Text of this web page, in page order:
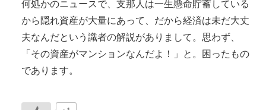
何処かのニュースで、支那人は一生懸命貯蓄している
から隠れ資産が大量にあって、だから経済は未だ大丈
夫なんだという識者の解説がありまして。思わず、
「その資産がマンションなんだよ！」と。困ったもの
であります。